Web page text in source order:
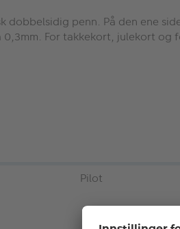
dobbelsidig penn. På den ene
0,3mm. For takkekort, julekort og
Pilot